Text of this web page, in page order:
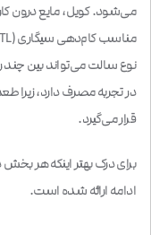
می‌شود. کویل، مایع درون
نوع سالت می‌تواند بین
در تجربه مصرف دارد، زیرا
قرار می‌گیرد.
برای درک بهتر اینکه هر
ادامه ارائه شده است.